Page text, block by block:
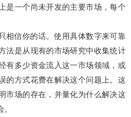
是一个尚未开发的主要市场，每个
相信你的话。使用具体数字来可靠
法是从现有的市场研究中收集统计
有多少资金流入这一市场领域，或
的方式花费在解决这个问题上。这
市场的存在，并量化为什么解决这